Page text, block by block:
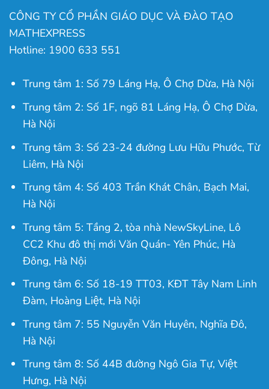
CÔNG TY CỔ PHẦN GIÁO DỤC VÀ ĐÀO TẠO
MATHEXPRESS
Hotline: 1900 633 551
Trung tâm 1: Số 79 Láng Hạ, Ô Chợ Dừa, Hà Nội
Trung tâm 2: Số 1F, ngõ 81 Láng Hạ, Ô Chợ Dừa,
Hà Nội
Trung tâm 3: Số 23-24 đường Lưu Hữu Phước, Từ
Liêm, Hà Nội
Trung tâm 4: Số 403 Trần Khát Chân, Bạch Mai,
Hà Nội
Trung tâm 5: Tầng 2, tòa nhà NewSkyLine, Lô
CC2 Khu đô thị mới Văn Quán- Yên Phúc, Hà
Đông, Hà Nội
Trung tâm 6: Số 18-19 TT03, KĐT Tây Nam Linh
Đàm, Hoàng Liệt, Hà Nội
Trung tâm 7: 55 Nguyễn Văn Huyên, Nghĩa Đô,
Hà Nội
Trung tâm 8: Số 44B đường Ngô Gia Tự, Việt
Hưng, Hà Nội